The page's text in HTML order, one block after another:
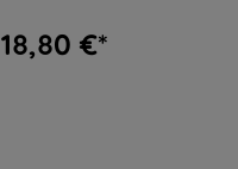
18,80 €*